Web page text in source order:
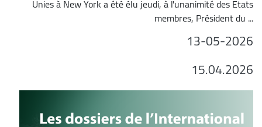
Unies à New York a été élu jeudi, à l'unanimité des Etats
membres, Président du ...
13-05-2026
15.04.2026